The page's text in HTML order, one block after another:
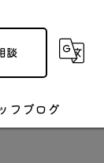
談
フブログ